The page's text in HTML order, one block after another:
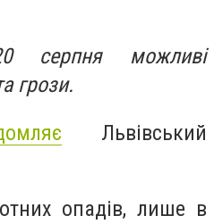
серпня можливі
грози.
Львівський
опадів, лише в